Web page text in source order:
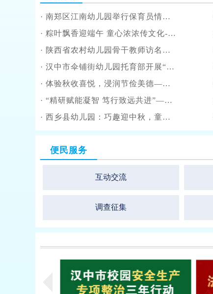
· 南郑区江南幼儿园举行保育员情境收纳技能比赛
· 粽叶飘香迎端午 童心浓浓传文化--火烧店镇中心幼儿园端午节活动
· 陕西省农村幼儿园骨干教师访名校浸润式培训在汉中市伞铺街幼儿园举行
· 汉中市伞铺街幼儿园托育部开展“秋冬季幼儿养护”家长沙龙
· 体验秋收喜悦，浸润节俭美德——南郑区汉山中心幼儿园开展“世界粮食日”劳动实践活动
· “精研赋能凝智 笃行致远共进”——汉台区召开2025年下半年幼儿园教研工作会
· 西乡县幼儿园：巧趣迎中秋，童心承传统
便民服务
互动交流
调查征集